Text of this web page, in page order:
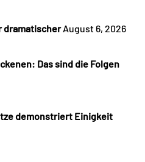
dramatischer August 6, 2026
Das sind die Folgen
demonstriert Einigkeit